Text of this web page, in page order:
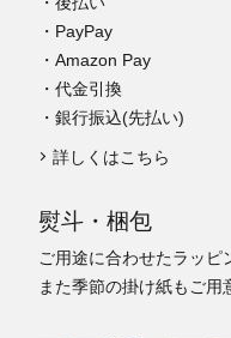
・PayPay
・Amazon Pay
・代金引換
・銀行振込(先払い)
詳しくはこちら
熨斗・梱包
ご用途に合わせたラッピ
また季節の掛け紙もご用